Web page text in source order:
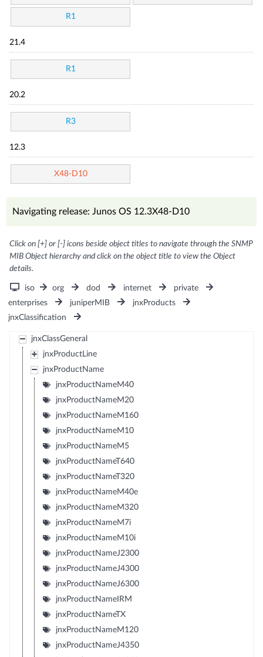
R1
21.4
R1
20.2
R3
12.3
X48-D10
Navigating release: Junos OS 12.3X48-D10
Click on [+] or [-] icons beside object titles to navigate through the SNMP
MIB Object hierarchy and click on the object title to view the Object
details.
iso org dod internet
private
enterprises
juniperMIB
jnxProducts
jnxClassification
jnxClassGeneral
jnxProductLine
jnxProductName
jnxProductNameM40
jnxProductNameM20
jnxProductNameM160
jnxProductNameM10
jnxProductNameM5
jnxProductNameT640
jnxProductNameT320
jnxProductNameM40e
jnxProductNameM320
jnxProductNameM7i
jnxProductNameM10i
jnxProductNameJ2300
jnxProductNameJ4300
jnxProductNameJ6300
jnxProductNameIRM
jnxProductNameTX
jnxProductNameM120
jnxProductNameJ4350